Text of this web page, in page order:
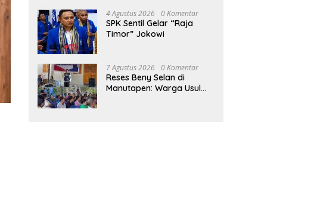
4 Agustus 2026 0 Komentar
SPK Sentil Gelar “Raja
Timor” Jokowi
7 Agustus 2026 0 Komentar
Reses Beny Selan di
Manutapen: Warga Usul